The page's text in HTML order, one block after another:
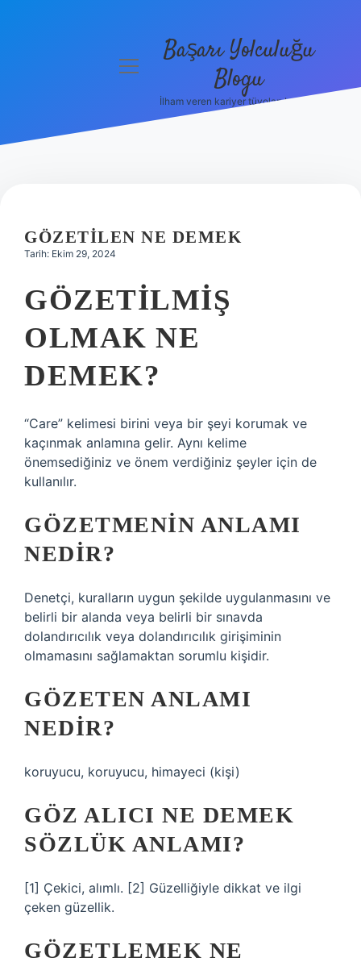
Hakkımızda
menüyüBaşarı Yolculuğu
Blogu
İlham veren kariyer tüyoları burada!
GÖZETILEN NE DEMEK
Tarih: Ekim 29, 2024
GÖZETILMIŞ
OLMAK NE
DEMEK?
“Care” kelimesi birini veya bir şeyi korumak ve
kaçınmak anlamına gelir. Aynı kelime
önemsediğiniz ve önem verdiğiniz şeyler için de
kullanılır.
GÖZETMENIN ANLAMI
NEDIR?
Denetçi, kuralların uygun şekilde uygulanmasını ve
belirli bir alanda veya belirli bir sınavda
dolandırıcılık veya dolandırıcılık girişiminin
olmamasını sağlamaktan sorumlu kişidir.
GÖZETEN ANLAMI
NEDIR?
koruyucu, koruyucu, himayeci (kişi)
GÖZ ALICI NE DEMEK
SÖZLÜK ANLAMI?
[1] Çekici, alımlı. [2] Güzelliğiyle dikkat ve ilgi
çeken güzellik.
GÖZETLEMEK NE